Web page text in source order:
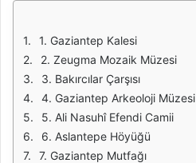
1. Gaziantep Kalesi
2. Zeugma Mozaik Müzesi
3. Bakırcılar Çarşısı
4. Gaziantep Arkeoloji Müzesi
5. Ali Nasuhî Efendi Camii
6. Aslantepe Höyüğü
7. Gaziantep Mutfağı